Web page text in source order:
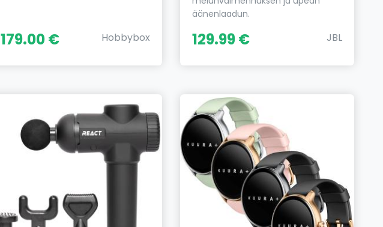
179.00 € Hobbybox
äänenlaadun.
129.99 € JBL